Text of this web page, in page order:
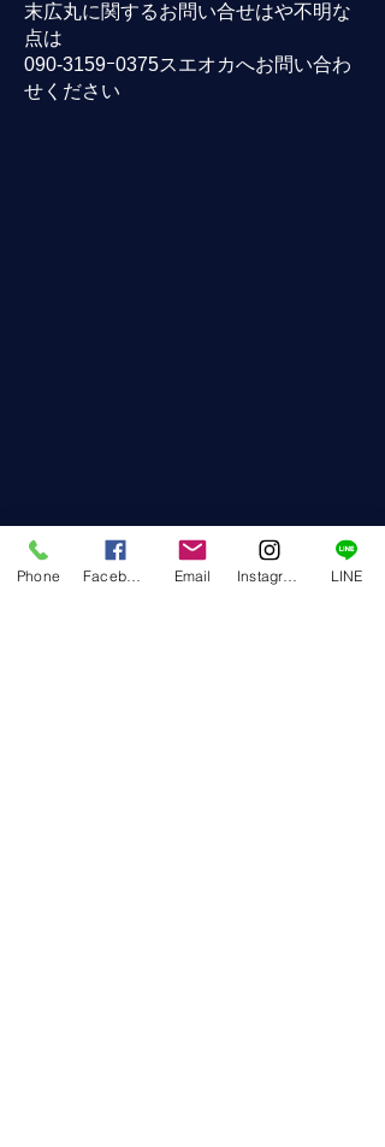
末広丸に関するお問い合せはや不明な
点は
090-3159ｰ0375スエオカへお問い合わ
せください
Phone Email LINE